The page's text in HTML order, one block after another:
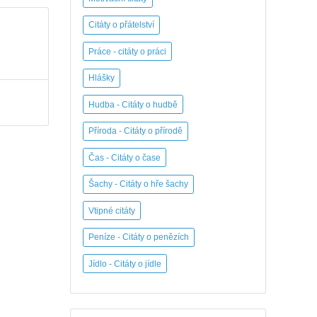
Citáty o přátelství
Práce - citáty o práci
Hlášky
Hudba - Citáty o hudbě
Příroda - Citáty o přírodě
Čas - Citáty o čase
Šachy - Citáty o hře šachy
Vtipné citáty
Peníze - Citáty o penězích
Jídlo - Citáty o jídle